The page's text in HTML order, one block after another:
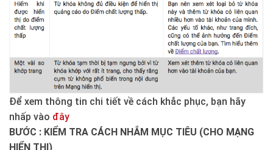
Để xem thông tin chi tiết về cách khắc phục, bạn hãy
nhấp vào đây
BƯỚC : KIỂM TRA CÁCH NHẮM MỤC TIÊU (CHO MẠNG
HIỂN THỊ)